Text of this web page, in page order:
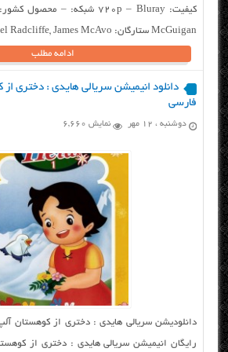
McGuigan ستارگان: Daniel Radcliffe, James McAvo...
ادامه مطلب
دانلود انیمیشن سریالی هایدی : دختری از
فارسی
دوشنبه ، ۱۲ مهر نمایش 6,660
دانلودیشن سریالی هایدی : دختری از کوهستان
رایگان انیمیشن سریالی هایدی : دختری از